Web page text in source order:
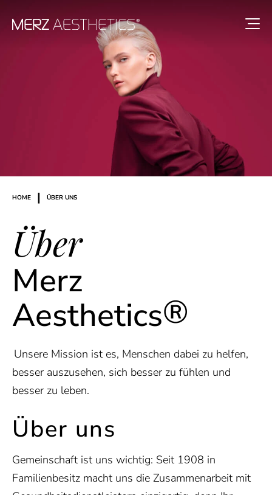
HOME | ÜBER UNS
Über
Merz
Aesthetics®
Unsere Mission ist es, Menschen dabei zu helfen,
besser auszusehen, sich besser zu fühlen und
besser zu leben.
Über uns
Gemeinschaft ist uns wichtig: Seit 1908 in
Familienbesitz macht uns die Zusammenarbeit mit